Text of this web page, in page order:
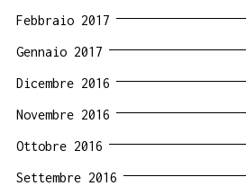
Febbraio 2017
Gennaio 2017
Dicembre 2016
Novembre 2016
Ottobre 2016
Settembre 2016